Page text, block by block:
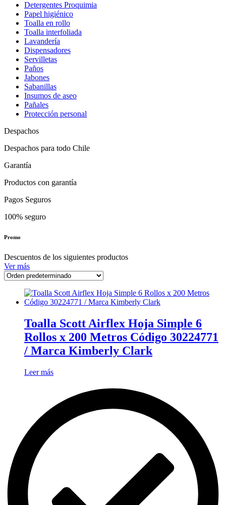
Detergentes Proquimia
Papel higiénico
Toalla en rollo
Toalla interfoliada
Lavandería
Dispensadores
Servilletas
Paños
Jabones
Sabanillas
Insumos de aseo
Pañales
Protección personal
Despachos
Despachos para todo Chile
Garantía
Productos con garantía
Pagos Seguros
100% seguro
Promo
Descuentos de los siguientes productos
Ver más
Toalla Scott Airflex Hoja Simple 6
Rollos x 200 Metros Código 30224771
/ Marca Kimberly Clark
Leer más